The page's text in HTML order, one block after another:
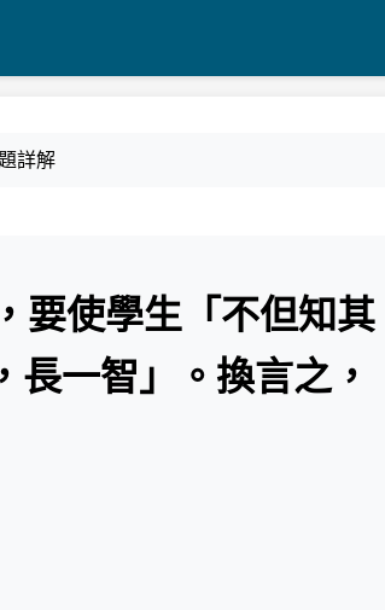
詳解
要使學生「不但知其
一智」。換言之，